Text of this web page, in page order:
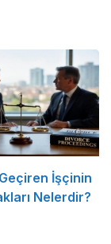
İşçinin
Nelerdir?